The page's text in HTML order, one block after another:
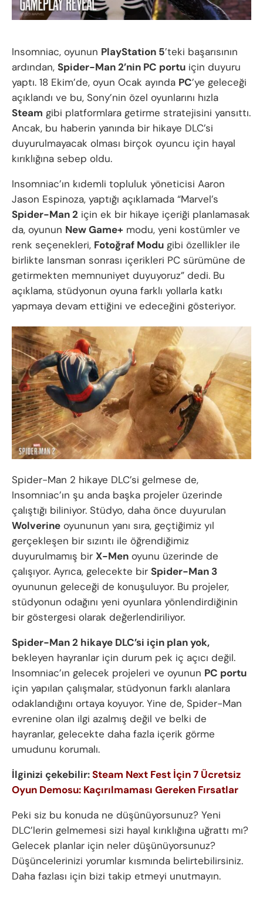
Insomniac, oyunun PlayStation 5’teki başarısının
ardından, Spider-Man 2’nin PC portu için duyuru
yaptı. 18 Ekim’de, oyun Ocak ayında PC’ye geleceği
açıklandı ve bu, Sony’nin özel oyunlarını hızla
Steam gibi platformlara getirme stratejisini yansıttı.
Ancak, bu haberin yanında bir hikaye DLC’si
duyurulmayacak olması birçok oyuncu için hayal
kırıklığına sebep oldu.
Insomniac’ın kıdemli topluluk yöneticisi Aaron
Jason Espinoza, yaptığı açıklamada “Marvel’s
Spider-Man 2 için ek bir hikaye içeriği planlamasak
da, oyunun New Game+ modu, yeni kostümler ve
renk seçenekleri, Fotoğraf Modu gibi özellikler ile
birlikte lansman sonrası içerikleri PC sürümüne de
getirmekten memnuniyet duyuyoruz” dedi. Bu
açıklama, stüdyonun oyuna farklı yollarla katkı
yapmaya devam ettiğini ve edeceğini gösteriyor.
Spider-Man 2 hikaye DLC’si gelmese de,
Insomniac’ın şu anda başka projeler üzerinde
çalıştığı biliniyor. Stüdyo, daha önce duyurulan
Wolverine oyununun yanı sıra, geçtiğimiz yıl
gerçekleşen bir sızıntı ile öğrendiğimiz
duyurulmamış bir X-Men oyunu üzerinde de
çalışıyor. Ayrıca, gelecekte bir Spider-Man 3
oyununun geleceği de konuşuluyor. Bu projeler,
stüdyonun odağını yeni oyunlara yönlendirdiğinin
bir göstergesi olarak değerlendiriliyor.
Spider-Man 2 hikaye DLC’si için plan yok,
bekleyen hayranlar için durum pek iç açıcı değil.
Insomniac’ın gelecek projeleri ve oyunun PC portu
için yapılan çalışmalar, stüdyonun farklı alanlara
odaklandığını ortaya koyuyor. Yine de, Spider-Man
evrenine olan ilgi azalmış değil ve belki de
hayranlar, gelecekte daha fazla içerik görme
umudunu korumalı.
İlginizi çekebilir:Steam Next Fest İçin 7 Ücretsiz
Oyun Demosu: Kaçırılmaması Gereken Fırsatlar
Peki siz bu konuda ne düşünüyorsunuz? Yeni
DLC’lerin gelmemesi sizi hayal kırıklığına uğrattı mı?
Gelecek planlar için neler düşünüyorsunuz?
Düşüncelerinizi yorumlar kısmında belirtebilirsiniz.
Daha fazlası için bizi takip etmeyi unutmayın.